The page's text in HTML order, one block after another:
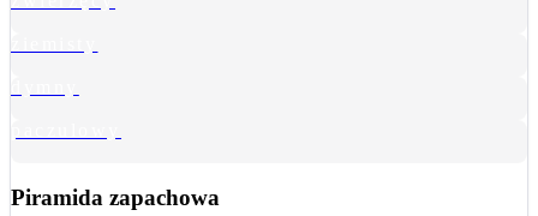
Piramida zapachowa